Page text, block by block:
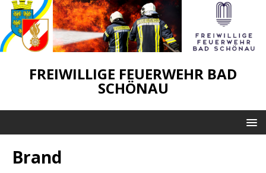
FREIWILLIGE FEUERWEHR BAD
SCHÖNAU
Brand